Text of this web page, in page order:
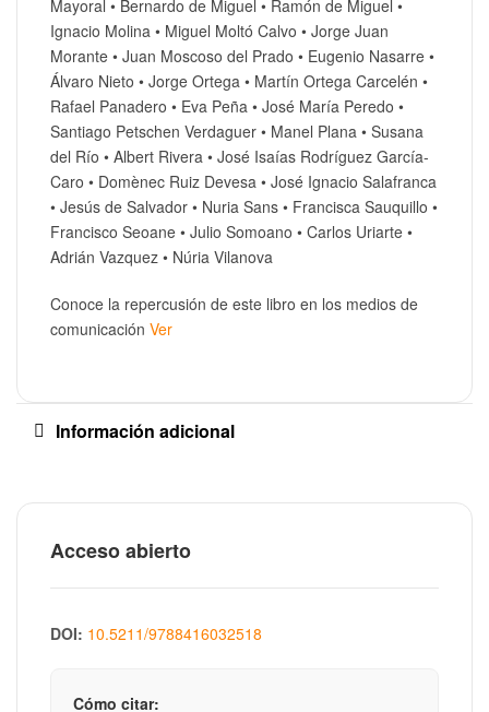
Mayoral • Bernardo de Miguel • Ramón de Miguel •
Ignacio Molina • Miguel Moltó Calvo • Jorge Juan
Morante • Juan Moscoso del Prado • Eugenio Nasarre •
Álvaro Nieto • Jorge Ortega • Martín Ortega Carcelén •
Rafael Panadero • Eva Peña • José María Peredo •
Santiago Petschen Verdaguer • Manel Plana • Susana
del Río • Albert Rivera • José Isaías Rodríguez García-
Caro • Domènec Ruiz Devesa • José Ignacio Salafranca
• Jesús de Salvador • Nuria Sans • Francisca Sauquillo •
Francisco Seoane • Julio Somoano • Carlos Uriarte •
Adrián Vazquez • Núria Vilanova
Conoce la repercusión de este libro en los medios de
comunicación Ver
Información adicional
Acceso abierto
DOI: 10.5211/9788416032518
Cómo citar: